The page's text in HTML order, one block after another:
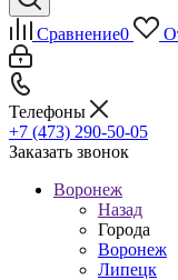
Сравнение0
Телефоны
+7 (473) 290-50-05
Заказать звонок
Воронеж
Назад
Города
Воронеж
Липецк